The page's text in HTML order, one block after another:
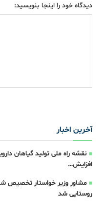
دیدگاه خود را اینجا بنویسید:
آخرین اخبار
نقشه راه ملی تولید گیاهان
افزایش…
مشاور وزیر خواستار تخصیص
روستایی شد